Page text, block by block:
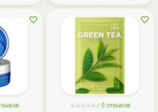
обеспечивает мягкий лифтинговый
визуально выравнивает кожный
морщины менее заметными.
масок (1 маска расчитана на 1
(застежка зип-лок). Хранить в
/ 0 отзывов